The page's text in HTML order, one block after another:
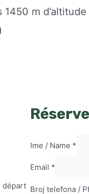
m
départ
Ime / Name *
Email *
Broj telefona /